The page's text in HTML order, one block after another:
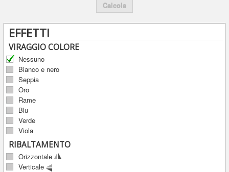
Calcola
EFFETTI
VIRAGGIO COLORE
Nessuno
Bianco e nero
Seppia
Oro
Rame
Blu
Verde
Viola
RIBALTAMENTO
Orizzontale
Verticale